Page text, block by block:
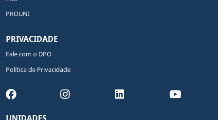
PROUNI
PRIVACIDADE
Fale com o DPO
Política de Privacidade